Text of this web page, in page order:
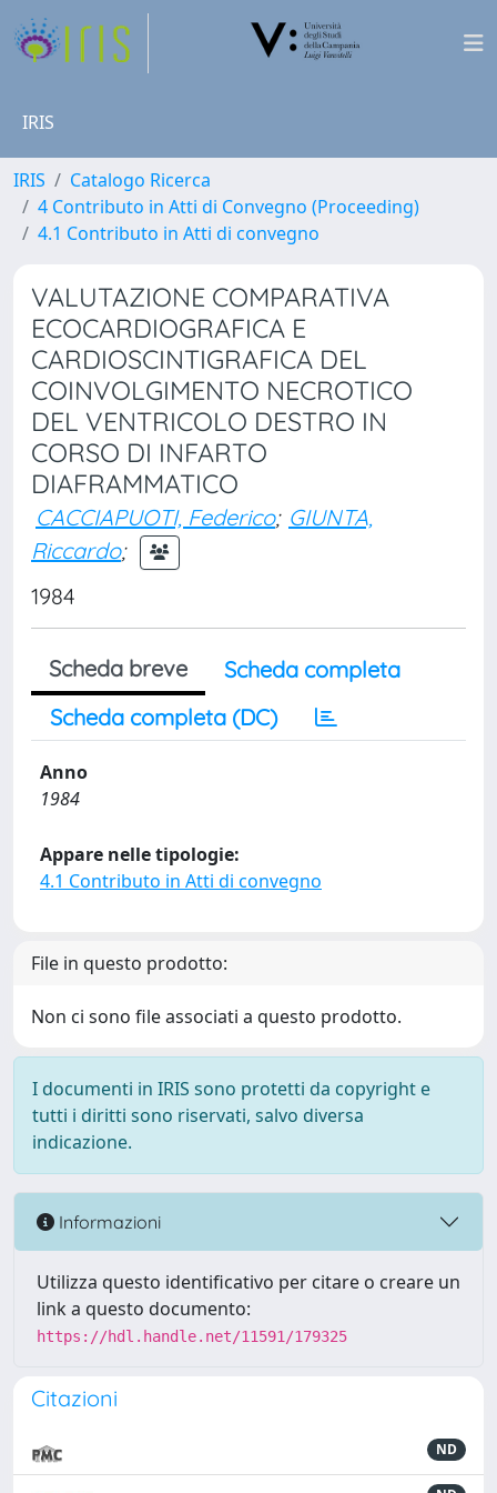
IRIS
IRIS
Catalogo Ricerca
4 Contributo in Atti di Convegno (Proceeding)
4.1 Contributo in Atti di convegno
VALUTAZIONE COMPARATIVA
ECOCARDIOGRAFICA E
CARDIOSCINTIGRAFICA DEL
COINVOLGIMENTO NECROTICO
DEL VENTRICOLO DESTRO IN
CORSO DI INFARTO
DIAFRAMMATICO
CACCIAPUOTI, Federico; GIUNTA,
Riccardo;
1984
Scheda breve
Scheda completa
Scheda completa (DC)
Anno
1984
Appare nelle tipologie:
4.1 Contributo in Atti di convegno
File in questo prodotto:
Non ci sono file associati a questo prodotto.
I documenti in IRIS sono protetti da copyright e
tutti i diritti sono riservati, salvo diversa
indicazione.
Informazioni
Utilizza questo identificativo per citare o creare un
link a questo documento:
https://hdl.handle.net/11591/179325
Citazioni
ND